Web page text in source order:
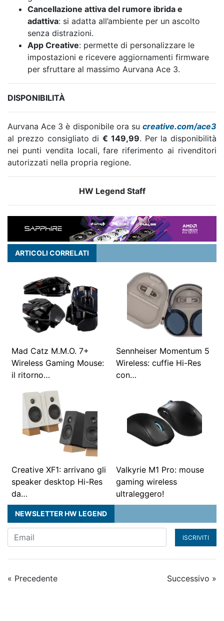
Cancellazione attiva del rumore ibrida e
adattiva: si adatta all’ambiente per un ascolto
senza distrazioni.
App Creative: permette di personalizzare le
impostazioni e ricevere aggiornamenti firmware
per sfruttare al massimo Aurvana Ace 3.
DISPONIBILITÀ
Aurvana Ace 3 è disponibile ora su creative.com/ace3
al prezzo consigliato di € 149,99. Per la disponibilità
nei punti vendita locali, fare riferimento ai rivenditori
autorizzati nella propria regione.
HW Legend Staff
ARTICOLI CORRELATI
Mad Catz M.M.O. 7+
Wireless Gaming Mouse:
il ritorno…
Sennheiser Momentum 5
Wireless: cuffie Hi-Res
con…
Creative XF1: arrivano gli
speaker desktop Hi-Res
da…
Valkyrie M1 Pro: mouse
gaming wireless
ultraleggero!
NEWSLETTER HW LEGEND
ISCRIVITI
« Precedente Successivo »